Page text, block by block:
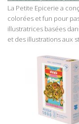
La Petite Epicerie a
colorées et fun pour
illustratrices basées
et des illustrations aux